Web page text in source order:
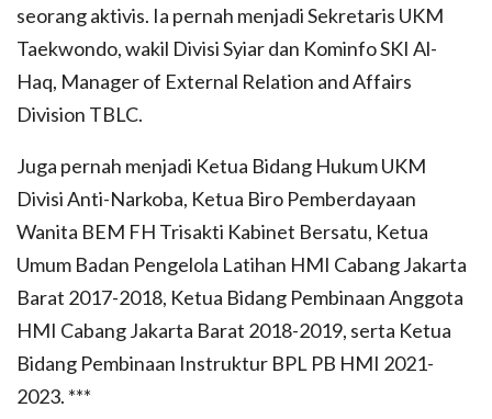
seorang aktivis. Ia pernah menjadi Sekretaris UKM
Taekwondo, wakil Divisi Syiar dan Kominfo SKI Al-
Haq, Manager of External Relation and Affairs
Division TBLC.
Juga pernah menjadi Ketua Bidang Hukum UKM
Divisi Anti-Narkoba, Ketua Biro Pemberdayaan
Wanita BEM FH Trisakti Kabinet Bersatu, Ketua
Umum Badan Pengelola Latihan HMI Cabang Jakarta
Barat 2017-2018, Ketua Bidang Pembinaan Anggota
HMI Cabang Jakarta Barat 2018-2019, serta Ketua
Bidang Pembinaan Instruktur BPL PB HMI 2021-
2023. ***